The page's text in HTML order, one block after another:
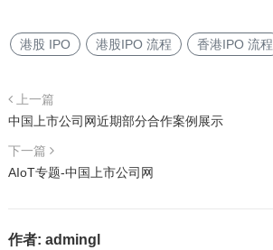
港股 IPO 港股IPO 流程 香港IPO 流程
上一篇
中国上市公司网近期部分合作案例展示
下一篇
AIoT专题-中国上市公司网
作者: admingl